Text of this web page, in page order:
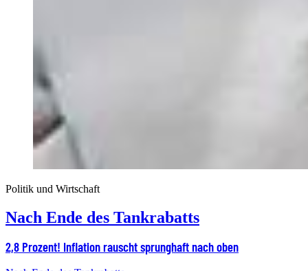
Politik und Wirtschaft
Nach Ende des Tankrabatts
2,8 Prozent! Inflation rauscht sprunghaft nach oben